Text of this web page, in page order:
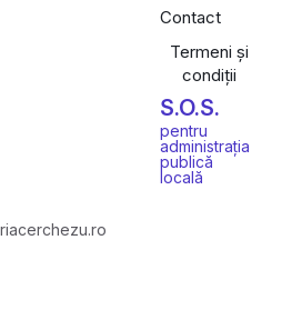
Contact
Termeni și
condiții
S.O.S.
pentru
administrația
publică
locală